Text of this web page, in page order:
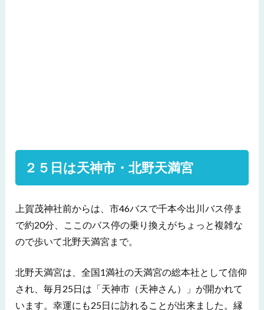
２５日は天神市・北野天満宮
上賀茂神社前からは、市46バスで千本今出川バス停ま
で約20分、ここのバス停の乗り換えがちょっと複雑な
ので歩いて北野天満宮まで。
北野天満宮は、全国1満社の天満宮の総本社として信仰
され、毎月25日は「天神市（天神さん）」が開かれて
います。幸運にも25日に訪れることが出来ました。縁